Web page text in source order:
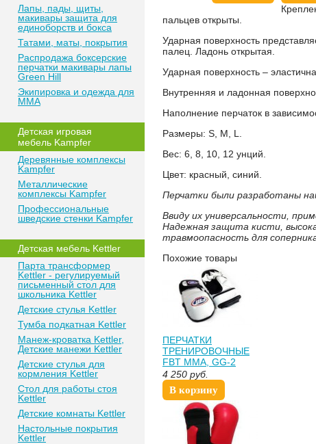
Лапы, пады, щиты,
макивары защита для
единоборств и бокса
Татами, маты, покрытия
Распродажа боксерские
перчатки макивары лапы
Green Hill
Экипировка и одежда для
MMA
Детская игровая
мебель Kampfer
Деревянные комплексы
Kampfer
Металлические
комплексы Kampfer
Профессиональные
шведские стенки Kampfer
Детская мебель Kettler
Парта трансформер
Kettler - регулируемый
письменный стол для
школьника Kettler
Детские стулья Kettler
Тумба подкатная Kettler
Манеж-кроватка Kettler,
Детские манежи Kettler
Детские стулья для
кормления Kettler
Стол для работы стоя
Kettler
Детские комнаты Kettler
Настольные покрытия
Kettler
пальцев открыты.
Ударная поверхность
палец. Ладонь открытая.
Ударная поверхность –
Внутренняя и ладонная
Наполнение перчаток в
Размеры: S, M, L.
Вес: 6, 8, 10, 12 унций.
Цвет: красный, синий.
Перчатки были разработаны
Ввиду их универсальности,
Надежная защита кисти,
травмоопасность для
Похожие товары
ПЕРЧАТКИ
ТРЕНИРОВОЧНЫЕ
FBT ММА, GG-2
4 250 руб.
В корзину